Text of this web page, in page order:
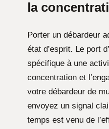
la
Porter un débardeur
état d’esprit. Le port
spécifique à une
concentration et
votre débardeur de
envoyez un signal
temps est venu de